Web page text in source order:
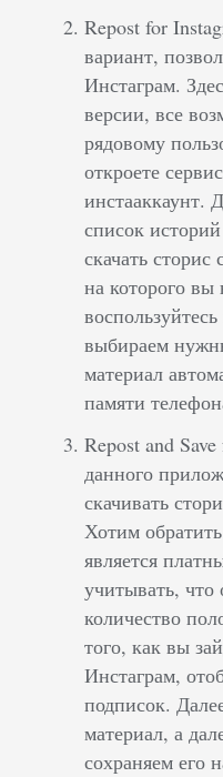
Repost for
вариант,
Инстаграм.
версии, все
рядовому
откроете
инстааккаунт.
список
скачать сторис
на которого
выбираем
материал
памяти
Repost and
данного
скачивать
Хотим
является
учитывать,
количество
того, как вы
Инстаграм,
подписок.
материал, а
сохраняем его